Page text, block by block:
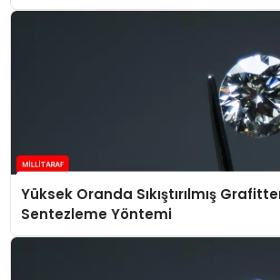
Yüksek Oranda Sıkıştırılmış
Sentezleme Yöntemi